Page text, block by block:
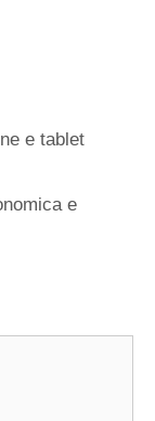
e tablet
e